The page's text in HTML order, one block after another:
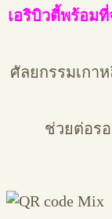
เอริบิวตี้พร้อม
ศัลยกรรมเกา
ช่วยต่อร